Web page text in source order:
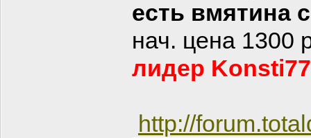
есть вмятина
нач. цена 1300
лидер
http://